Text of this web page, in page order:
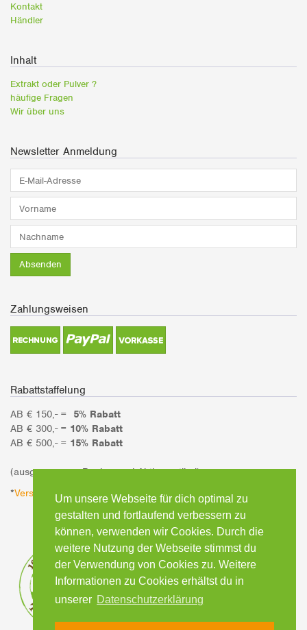
Um unsere Webseite für dich optimal zu
gestalten und fortlaufend verbessern zu
können, verwenden wir Cookies. Durch die
weitere Nutzung der Webseite stimmst du
der Verwendung von Cookies zu. Weitere
Informationen zu Cookies erhältst du in
unserer Datenschutzerklärung
Kontakt
Händler
Inhalt
Extrakt oder Pulver ?
häufige Fragen
Wir über uns
Newsletter Anmeldung
Absenden
Zahlungsweisen
Rabattstaffelung
AB € 150,- = 5% Rabatt
AB € 300,- = 10% Rabatt
AB € 500,- = 15% Rabatt
(ausgenommen Bücher und Aktionsartikel)
*Versandinformationen